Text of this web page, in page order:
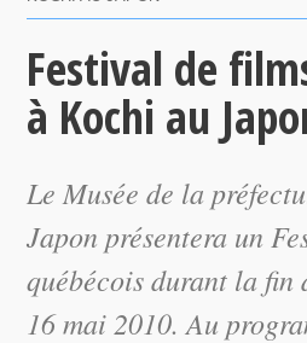
Festival de
à Kochi au
Le Musée de la
Japon présentera un
québécois durant la fin
16 mai 2010. Au